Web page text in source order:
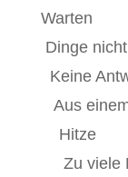
Warten
Dinge nicht
Keine
Aus einem
Hitze
Zu viele